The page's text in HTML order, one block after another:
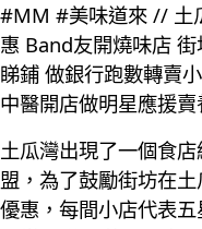
#MM #美味道來 // 土
惠 Band友開燒味店
睇鋪 做銀行跑數轉賣
中醫開店做明星應援
土瓜灣出現了一個食
盟，為了鼓勵街坊在
優惠，每間小店代表